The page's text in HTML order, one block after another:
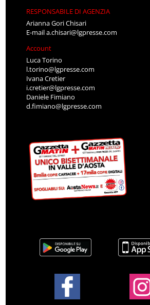
Arianna Gori Chisari
E-maila.chisari@lgpresse.com
Account
Luca Torino
l.torino@lgpresse.com
Ivana Cretier
i.cretier@lgpresse.com
Daniele Fimiano
d.fimiano@lgpresse.com
COLLABORATORI